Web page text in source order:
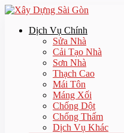
Dịch Vụ Chính
Sửa Nhà
Cải Tạo Nhà
Sơn Nhà
Thạch Cao
Mái Tôn
Máng Xối
Chống Dột
Chống Thấm
Dịch Vụ Khác